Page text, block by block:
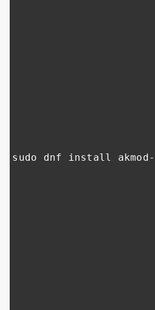
sudo dnf install akmod-